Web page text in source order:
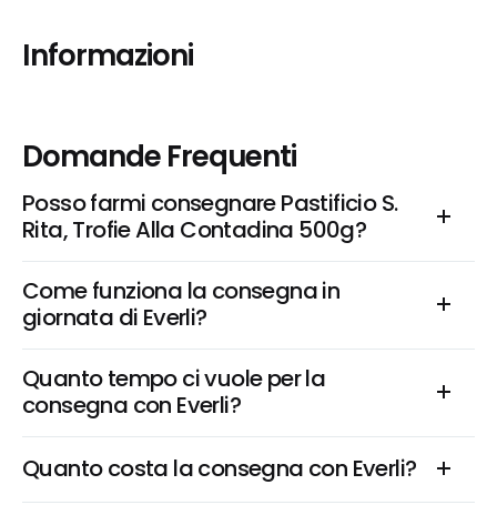
Informazioni
Domande Frequenti
Posso farmi consegnare Pastificio S.
Rita, Trofie Alla Contadina 500g?
Come funziona la consegna in
giornata di Everli?
Quanto tempo ci vuole per la
consegna con Everli?
Quanto costa la consegna con Everli?